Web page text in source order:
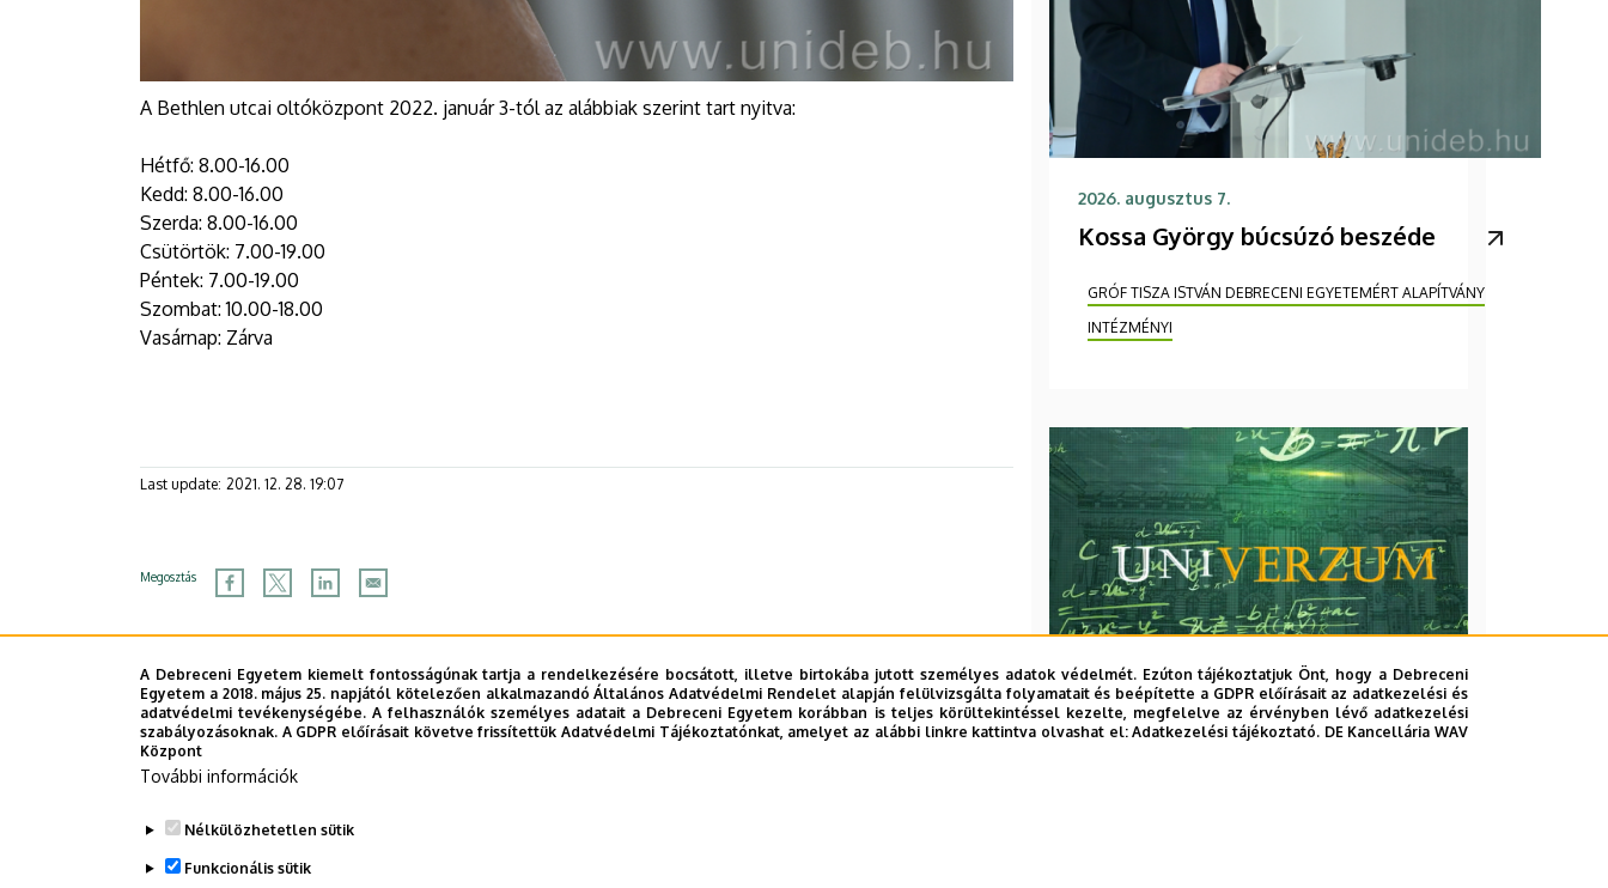
A Bethlen utcai oltóközpont 2022. január 3-tól az alábbiak szerint tart nyitva:
Hétfő: 8.00-16.00
Kedd: 8.00-16.00
Szerda: 8.00-16.00
Csütörtök: 7.00-19.00
Péntek: 7.00-19.00
Szombat: 10.00-18.00
Vasárnap: Zárva
Last update: 2021. 12. 28. 19:07
Megosztás
2026. augusztus 7.
Kossa György búcsúzó beszéde
GRÓF TISZA ISTVÁN DEBRECENI EGYETEMÉRT ALAPÍTVÁNY
INTÉZMÉNYI
A Debreceni Egyetem kiemelt fontosságúnak tartja a rendelkezésére bocsátott, illetve birtokába jutott személyes adatok védelmét. Ezúton tájékoztatjuk Önt, hogy a Debreceni
Egyetem a 2018. május 25. napjától kötelezően alkalmazandó Általános Adatvédelmi Rendelet alapján felülvizsgálta folyamatait és beépítette a GDPR előírásait az adatkezelési és
adatvédelmi tevékenységébe. A felhasználók személyes adatait a Debreceni Egyetem korábban is teljes körültekintéssel kezelte, megfelelve az érvényben lévő adatkezelési
szabályozásoknak. A GDPR előírásait követve frissítettük Adatvédelmi Tájékoztatónkat, amelyet az alábbi linkre kattintva olvashat el:Adatkezelési tájékoztató. DE Kancellária WAV
Központ
További információk
Nélkülözhetetlen sütik
Funkcionális sütik